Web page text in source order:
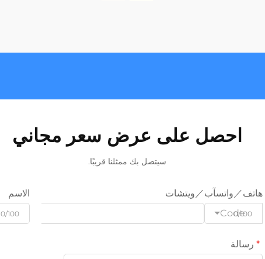
احصل على عرض سعر مجاني
سيتصل بك ممثلنا قريبًا.
هاتف／واتسآب／ويتشات
Code
0/100
الاسم
0/100
رسالة